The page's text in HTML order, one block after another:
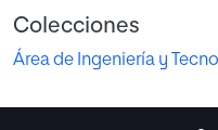
Colecciones
Área de Ingeniería y